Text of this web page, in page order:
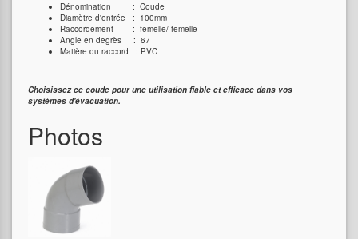
Dénomination : Coude
Diamètre d'entrée : 100mm
Raccordement : femelle/ femelle
Angle en degrès : 67
Matière du raccord : PVC
Choisissez ce coude pour une utilisation fiable et efficace dans vos
systèmes d'évacuation.
Photos